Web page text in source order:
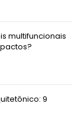
multifuncionais
9